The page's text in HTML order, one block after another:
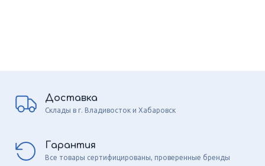
Доставка
Склады в г. Владивосток и Хабаровск
Гарантия
Все товары сертифицированы, проверенные бренды